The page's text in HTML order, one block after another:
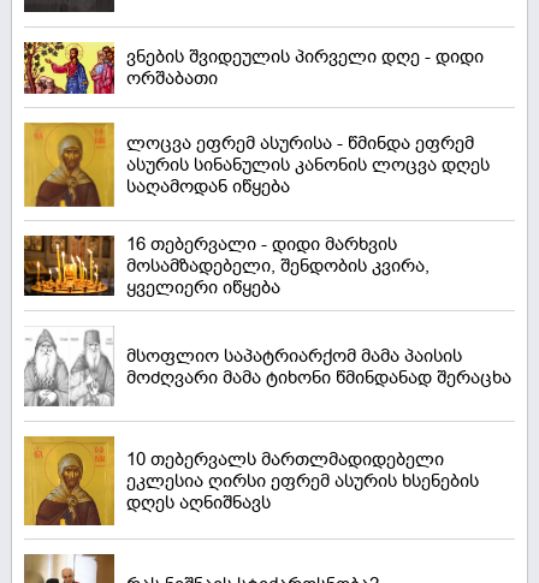
ვნების შვიდეულის პირველი დღე - დიდი
ორშაბათი
ლოცვა ეფრემ ასურისა - წმინდა ეფრემ
ასურის სინანულის კანონის ლოცვა დღეს
საღამოდან იწყება
16 თებერვალი - დიდი მარხვის
მოსამზადებელი, შენდობის კვირა,
ყველიერი იწყება
მსოფლიო საპატრიარქომ მამა პაისის
მოძღვარი მამა ტიხონი წმინდანად შერაცხა
10 თებერვალს მართლმადიდებელი
ეკლესია ღირსი ეფრემ ასურის ხსენების
დღეს აღნიშნავს